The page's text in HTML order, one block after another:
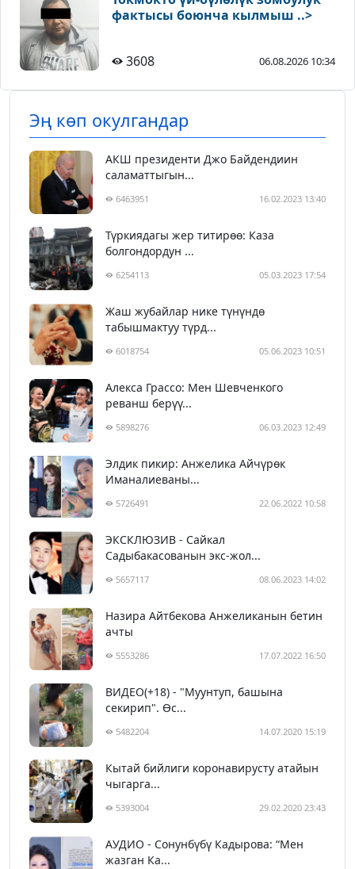
фактысы боюнча кылмыш ..>
3608 06.08.2026 10:34
Эң көп окулгандар
АКШ президенти Джо Байдендиин
саламаттыгын...
6463951 16.02.2023 13:40
Түркиядагы жер титирөө: Каза
болгондордун ...
6254113 05.03.2023 17:54
Жаш жубайлар нике түнүндө
табышмактуу түрд...
6018754 05.06.2023 10:51
Алекса Грассо: Мен Шевченкого
реванш берүү...
5898276 06.03.2023 12:49
Элдик пикир: Анжелика Айчүрөк
Иманалиеваны...
5726491 22.06.2022 10:58
ЭКСКЛЮЗИВ - Сайкал
Садыбакасованын экс-жол...
5657117 08.06.2023 14:02
Назира Айтбекова Анжеликанын бетин
ачты
5553286 17.07.2022 16:50
ВИДЕО(+18) - "Муунтуп, башына
секирип". Өс...
5482204 14.07.2020 15:19
Кытай бийлиги коронавирусту атайын
чыгарга...
5393004 29.02.2020 23:43
АУДИО - Сонунбүбү Кадырова: “Мен
жазган Ка...